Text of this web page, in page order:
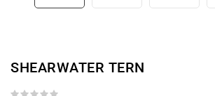
SHEARWATER TERN